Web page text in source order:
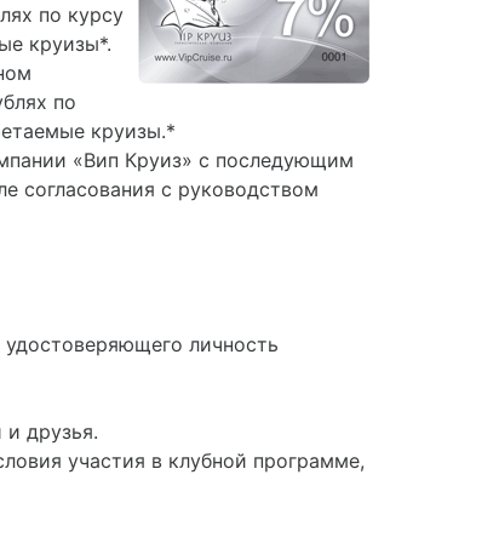
по курсу
круизы*.
по
круизы.*
«Вип Круиз» с последующим
согласования с руководством
личность
друзья.
участия в клубной программе,